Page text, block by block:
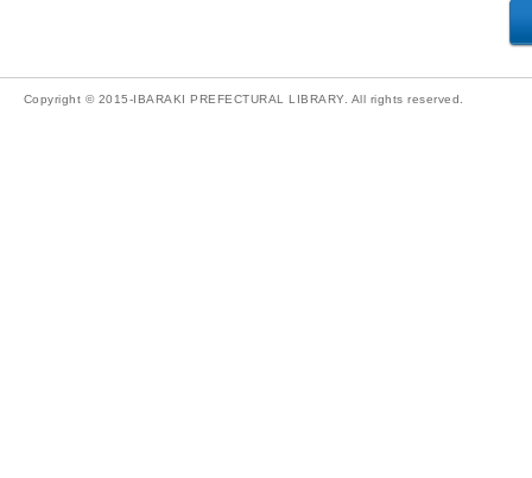
Copyright © 2015-IBARAKI PREFECTURAL LIBRARY. All rights reserved.